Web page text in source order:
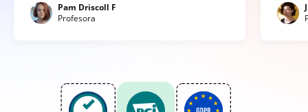
Pam Driscoll F
Profesora